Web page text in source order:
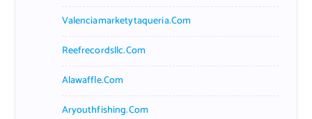
Valenciamarketytaqueria.com
Reefrecordsllc.com
Alawaffle.com
Aryouthfishing.com